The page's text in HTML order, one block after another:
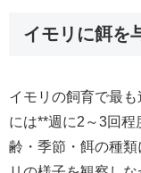
イモリに餌を
イモリの飼育で最
には**週に2～3回
齢・季節・餌の種